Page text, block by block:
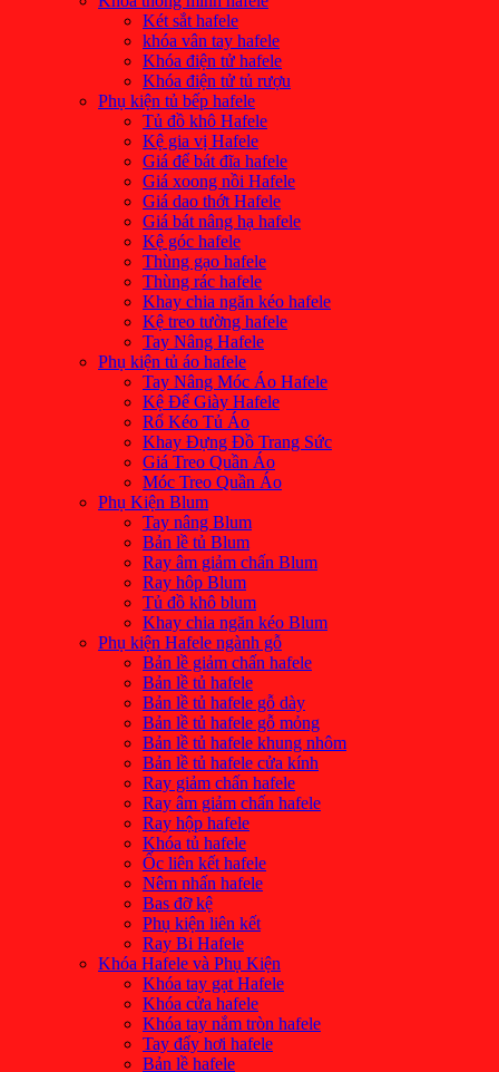
Két sắt hafele
khóa vân tay hafele
Khóa điện tử hafele
Khóa điện tử tủ rượu
Phụ kiện tủ bếp hafele
Tủ đồ khô Hafele
Kệ gia vị Hafele
Giá để bát đĩa hafele
Giá xoong nồi Hafele
Giá dao thớt Hafele
Giá bát nâng hạ hafele
Kệ góc hafele
Thùng gạo hafele
Thùng rác hafele
Khay chia ngăn kéo hafele
Kệ treo tường hafele
Tay Nâng Hafele
Phụ kiện tủ áo hafele
Tay Nâng Móc Áo Hafele
Kệ Để Giày Hafele
Rổ Kéo Tủ Áo
Khay Đựng Đồ Trang Sức
Giá Treo Quần Áo
Móc Treo Quần Áo
Phụ Kiện Blum
Tay nâng Blum
Bản lề tủ Blum
Ray âm giảm chấn Blum
Ray hôp Blum
Tủ đồ khô blum
Khay chia ngăn kéo Blum
Phụ kiện Hafele ngành gỗ
Bản lề giảm chấn hafele
Bản lề tủ hafele
Bản lề tủ hafele gỗ dày
Bản lề tủ hafele gỗ mỏng
Bản lề tủ hafele khung nhôm
Bản lề tủ hafele cửa kính
Ray giảm chấn hafele
Ray âm giảm chấn hafele
Ray hộp hafele
Khóa tủ hafele
Ốc liên kết hafele
Nêm nhấn hafele
Bas đỡ kệ
Phụ kiện liên kết
Ray Bi Hafele
Khóa Hafele và Phụ Kiện
Khóa tay gạt Hafele
Khóa cửa hafele
Khóa tay nắm tròn hafele
Tay đẩy hơi hafele
Bản lề hafele